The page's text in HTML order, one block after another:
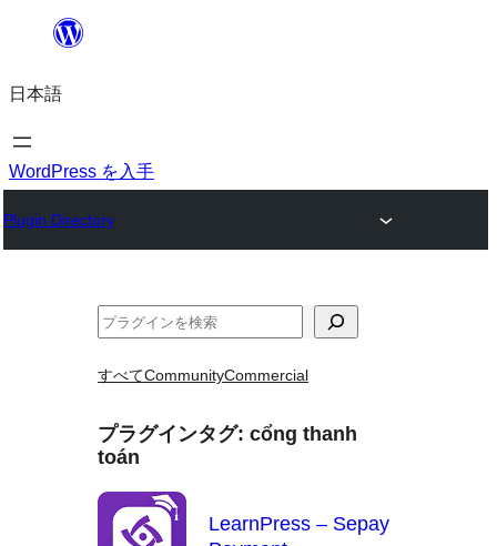
を
ス
キ
プ
日本語
WordPress を入手
Plugin Directory
検
すべてCommunityCommercial
プラグインタグ: cổng thanh
toán
LearnPress – Sepay